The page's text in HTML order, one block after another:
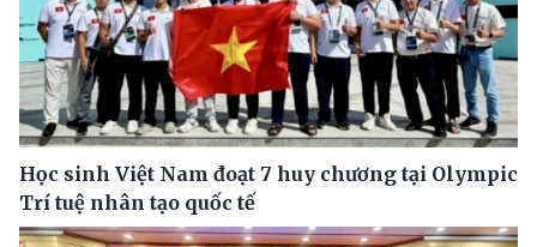
Học sinh Việt Nam đoạt 7 huy chương tại Olympic
Trí tuệ nhân tạo quốc tế